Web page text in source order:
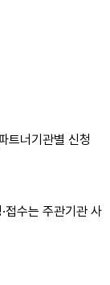
트너기관별 신청
접수는 주관기관 사